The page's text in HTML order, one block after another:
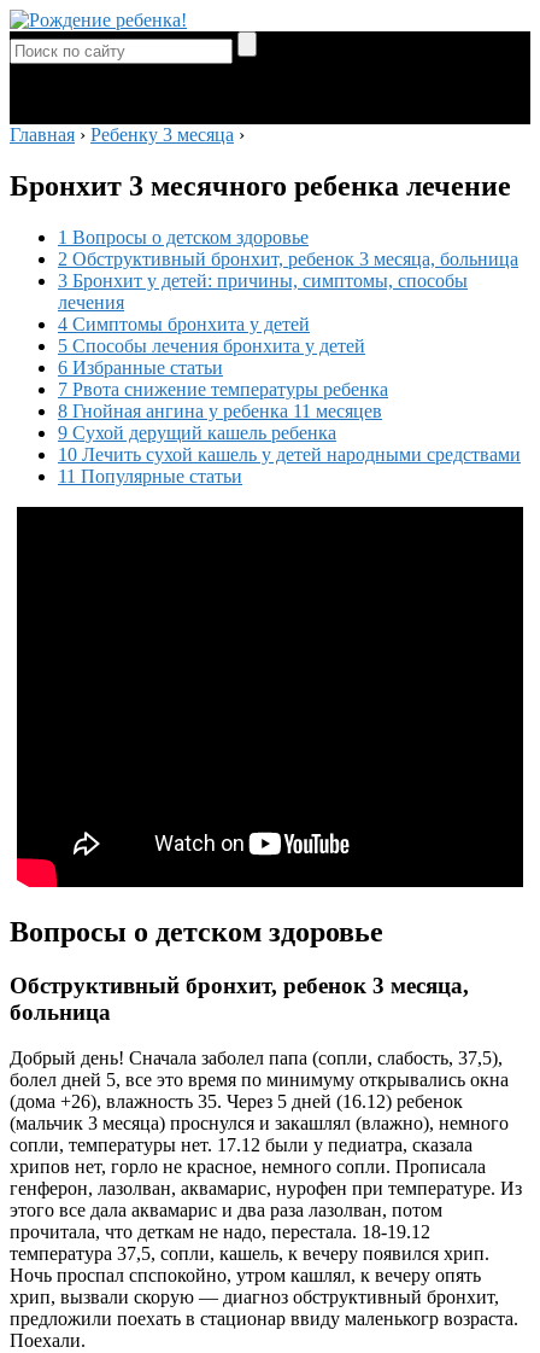
Главная › Ребенку 3 месяца ›
Бронхит 3 месячного ребенка лечение
1 Вопросы о детском здоровье
2 Обструктивный бронхит, ребенок 3 месяца, больница
3 Бронхит у детей: причины, симптомы, способы
лечения
4 Симптомы бронхита у детей
5 Способы лечения бронхита у детей
6 Избранные статьи
7 Рвота снижение температуры ребенка
8 Гнойная ангина у ребенка 11 месяцев
9 Сухой дерущий кашель ребенка
10 Лечить сухой кашель у детей народными средствами
11 Популярные статьи
Вопросы о детском здоровье
Обструктивный бронхит, ребенок 3 месяца,
больница
Добрый день! Сначала заболел папа (сопли, слабость, 37,5),
болел дней 5, все это время по минимуму открывались окна
(дома +26), влажность 35. Через 5 дней (16.12) ребенок
(мальчик 3 месяца) проснулся и закашлял (влажно), немного
сопли, температуры нет. 17.12 были у педиатра, сказала
хрипов нет, горло не красное, немного сопли. Прописала
генферон, лазолван, аквамарис, нурофен при температуре. Из
этого все дала аквамарис и два раза лазолван, потом
прочитала, что деткам не надо, перестала. 18-19.12
температура 37,5, сопли, кашель, к вечеру появился хрип.
Ночь проспал спспокойно, утром кашлял, к вечеру опять
хрип, вызвали скорую — диагноз обструктивный бронхит,
предложили поехать в стационар ввиду маленькогр возраста.
Поехали.